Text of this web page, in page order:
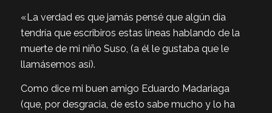
«La verdad es que jamás pensé que algún día
tendría que escribiros estas líneas hablando de la
muerte de mi niño Suso, (a él le gustaba que le
llamásemos así).
Como dice mi buen amigo Eduardo Madariaga
(que, por desgracia, de esto sabe mucho y lo ha